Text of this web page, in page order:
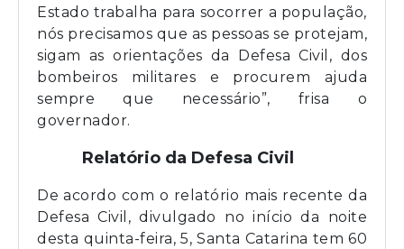
Estado trabalha para socorrer a população,
nós precisamos que as pessoas se protejam,
sigam as orientações da Defesa Civil, dos
bombeiros militares e procurem ajuda
sempre que necessário”, frisa o
governador.
Relatório da Defesa Civil
De acordo com o relatório mais recente da
Defesa Civil, divulgado no início da noite
desta quinta-feira, 5, Santa Catarina tem 60